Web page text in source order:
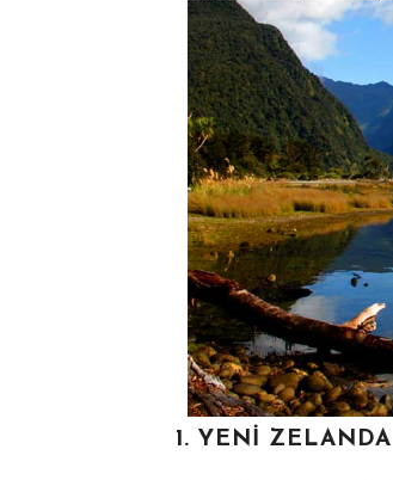
1. YENI